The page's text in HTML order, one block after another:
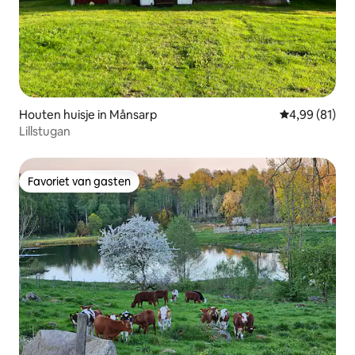
Houten huisje in Månsarp Gemiddelde
4,99 (81)
Lillstugan
Favoriet van gasten
Favoriet van gasten